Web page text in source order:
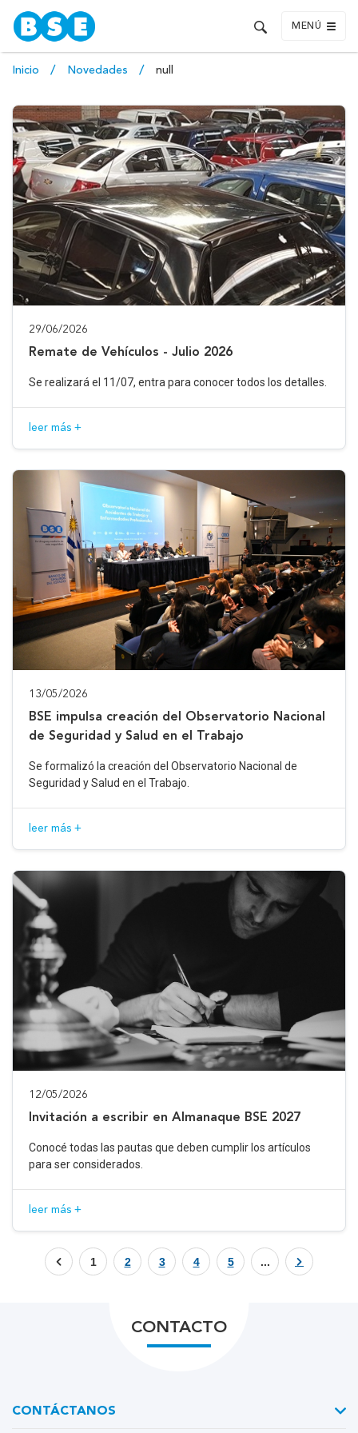
MENÚ
Inicio Novedades null
29/06/2026
Remate de Vehículos - Julio 2026
Se realizará el 11/07, entra para conocer todos los detalles.
leer más +
13/05/2026
BSE impulsa creación del Observatorio Nacional
de Seguridad y Salud en el Trabajo
Se formalizó la creación del Observatorio Nacional de
Seguridad y Salud en el Trabajo.
leer más +
12/05/2026
Invitación a escribir en Almanaque BSE 2027
Conocé todas las pautas que deben cumplir los artículos
para ser considerados.
leer más +
1 2 3 4 5 ...
CONTACTO
CONTÁCTANOS